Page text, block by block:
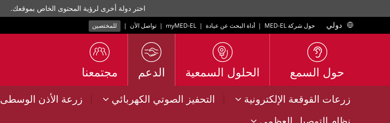
اختر دولة أخرى لرؤية المحتوى الخاص بموقعك.
دولي حول شركة MED-EL | أداة البحث عن عيادة |
myMED‑EL
| تواصل الآن | للمختصين
حول السمع الحلول السمعية الدعم مجتمعنا
زرعات القوقعة الإلكترونية | التحفيز الصوتي الكهربائي | زرعة الأذن الوسطى